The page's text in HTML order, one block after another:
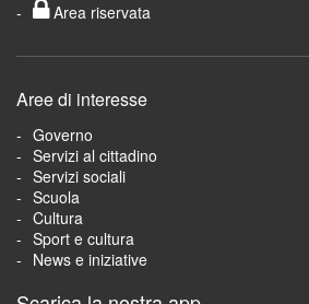
Area riservata
Aree di interesse
Governo
Servizi al cittadino
Servizi sociali
Scuola
Cultura
Sport e cultura
News e iniziative